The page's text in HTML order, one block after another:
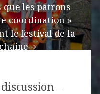
les patrons
coordination »
le festival de la